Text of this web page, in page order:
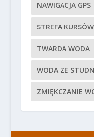
NAWIGACJA GPS
STREFA KURSÓW
TWARDA WODA
WODA ZE
ZMIĘKCZANIE